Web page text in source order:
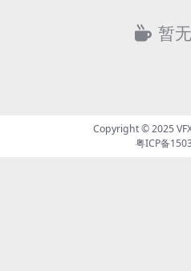
暂
Copyright © 2025
粤ICP备